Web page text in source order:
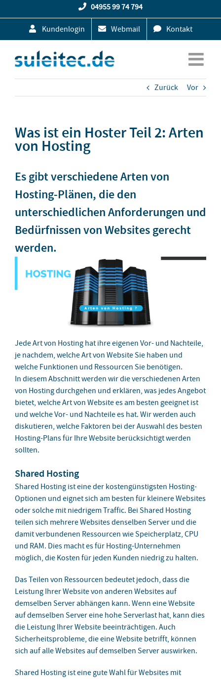
Inhalt
04955 99 74 794
Kundenlogin Webmail Kontakt
Zurück Vor
Was ist ein Hoster Teil 2: Arten
von Hosting
Es gibt verschiedene Arten von
Hosting-Plänen, die den
unterschiedlichen Anforderungen und
Bedürfnissen von Websites gerecht
werden.
Jede Art von Hosting hat ihre eigenen Vor- und Nachteile,
je nachdem, welche Art von Website Sie haben und
welche Funktionen und Ressourcen Sie benötigen.
In diesem Abschnitt werden wir die verschiedenen Arten
von Hosting durchgehen und erklären, was jedes Angebot
bietet, welche Art von Website es am besten geeignet ist
und welche Vor- und Nachteile es hat. Wir werden auch
diskutieren, welche Faktoren bei der Auswahl des besten
Hosting-Plans für Ihre Website berücksichtigt werden
sollten.
Shared Hosting
Shared Hosting ist eine der kostengünstigsten Hosting-
Optionen und eignet sich am besten für kleinere Websites
oder solche mit niedrigem Traffic. Bei Shared Hosting
teilen sich mehrere Websites denselben Server und die
damit verbundenen Ressourcen wie Speicherplatz, CPU
und RAM. Dies macht es für Hosting-Unternehmen
möglich, die Kosten für jeden Kunden niedrig zu halten.
Das Teilen von Ressourcen bedeutet jedoch, dass die
Leistung Ihrer Website von anderen Websites auf
demselben Server abhängen kann. Wenn eine Website
auf demselben Server eine hohe Serverlast hat, kann dies
die Leistung Ihrer Website beeinträchtigen. Auch
Sicherheitsprobleme, die eine Website betrifft, können
sich auf alle Websites auf demselben Server auswirken.
Shared Hosting ist eine gute Wahl für Websites mit